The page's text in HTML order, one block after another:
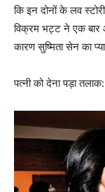
कि इन दोनों के लव
विक्रम भट्ट ने एक बार
कारण सुष्मिता सेन का
पत्नी को देना पड़ा तलाक: